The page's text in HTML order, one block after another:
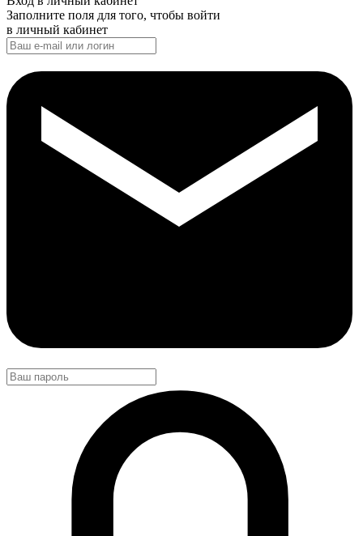
Заполните поля для того, чтобы войти
в личный кабинет